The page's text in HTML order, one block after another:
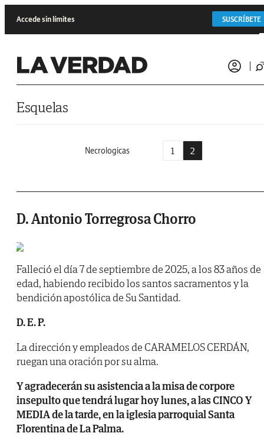
Accede sin límites SUSCRÍBETE
Esquelas
Necrologicas 1 2
D. Antonio Torregrosa Chorro
Falleció el día 7 de septiembre de 2025, a los 83 años de
edad, habiendo recibido los santos sacramentos y la
bendición apostólica de Su Santidad.
D. E. P.
La dirección y empleados de CARAMELOS CERDÁN,
ruegan una oración por su alma.
Y agradecerán su asistencia a la misa de corpore
insepulto que tendrá lugar hoy lunes, a las CINCO Y
MEDIA de la tarde, en la iglesia parroquial Santa
Florentina de La Palma.